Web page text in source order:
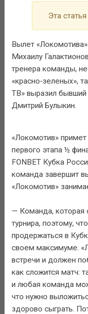
Эта
Вылет
Михаилу
тренера команды,
«красно‑зеленых»,
ТВ» выразил
Дмитрий Булыкин.
«Локомотив»
первого этапа ½
FONBET Кубка
команда завершит
«Локомотив»
— Команда, которая
турнира, поэтому,
продержаться в
своем максимуме.
встречи и должен
как сложится матч:
и любая команда
что нужно
здорово сыграть.